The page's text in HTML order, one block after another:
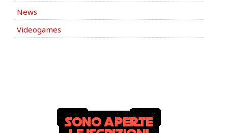
News
Videogames